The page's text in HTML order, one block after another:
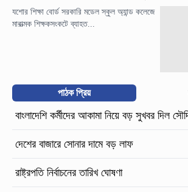
যশোর শিক্ষা বোর্ড সরকারি মডেল স্কুল অ্যান্ড কলেজে
মারাত্মক শিক্ষকসংকটে ব্যাহত...
পাঠক প্রিয়
বাংলাদেশি কর্মীদের আকামা নিয়ে বড় সুখবর দিল
দেশের বাজারে সোনার দামে বড় লাফ
রাষ্ট্রপতি নির্বাচনের তারিখ ঘোষণা